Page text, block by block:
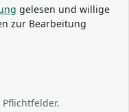
gelesen und willige
zur Bearbeitung